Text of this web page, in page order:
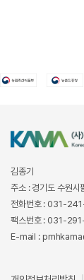
김종기
주소 : 경기도 수원시
전화번호 : 031-
팩스번호 : 031-
E-mail :